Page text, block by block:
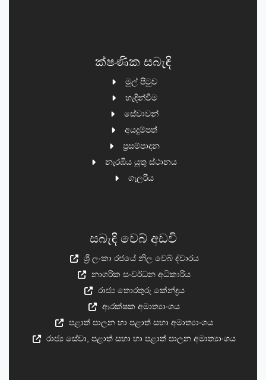
ක්ෂණික සබැඳි
මුල් පිටුව
හැඳින්වීම
සේවාවන්
අයදුම්පත්
ප්‍රසම්පාදන
නැරඹිය යුතු ස්ථානය
ගැලරිය
සබැඳි වෙබ් අඩවි
ශ්‍රී ලංකා රජයේ නිල වෙබ් ද්වාරය
නාගරික සංවර්ධන අධිකාරිය
රාජ්‍ය තොරතුරු කේන්ද්‍රය
ආරක්ෂක අමාත්‍යාංශය
පළාත් පාලන හා පළාත් සභා අමාත්‍යාංශය
රාජ්‍ය සේවා, පළාත් සභා හා පළාත් පාලන අමාත්‍යාංශය